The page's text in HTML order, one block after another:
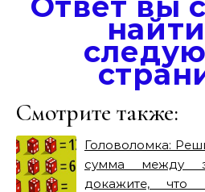
Смотрите также:
Головоломка:
сумма между
докажите, что